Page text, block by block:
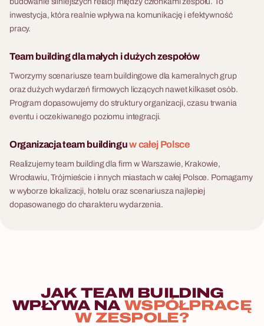
inwestycja, która realnie wpływa na komunikację i efektywność
pracy.
Team building dla małych i dużych zespołów
Tworzymy scenariusze team buildingowe dla kameralnych grup
oraz dużych wydarzeń firmowych liczących nawet kilkaset osób.
Program dopasowujemy do struktury organizacji, czasu trwania
eventu i oczekiwanego poziomu integracji.
Organizacja team buildinguw całej Polsce
Realizujemy team building dla firm w Warszawie, Krakowie,
Wrocławiu, Trójmieście i innych miastach w całej Polsce. Pomagamy
w wyborze lokalizacji, hotelu oraz scenariusza najlepiej
dopasowanego do charakteru wydarzenia.
JAK TEAM BUILDING
WPŁYWA NA WSPÓŁPRACĘ
W ZESPOLE?